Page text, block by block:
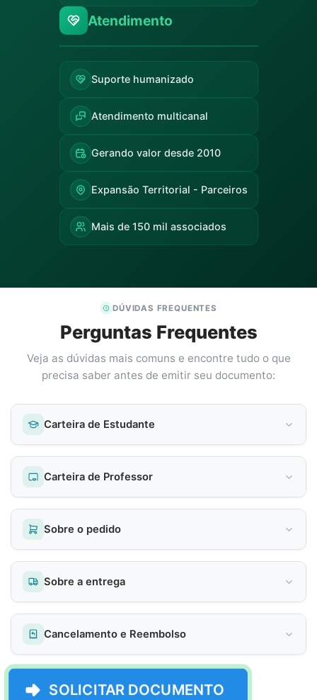
Atendimento
Suporte humanizado
Atendimento multicanal
Gerando valor desde 2010
Expansão Territorial - Parceiros
Mais de 150 mil associados
DÚVIDAS FREQUENTES
Perguntas Frequentes
Veja as dúvidas mais comuns e encontre tudo o que
precisa saber antes de emitir seu documento:
Carteira de Estudante
Carteira de Professor
Sobre o pedido
Sobre a entrega
Cancelamento e Reembolso
SOLICITAR DOCUMENTO